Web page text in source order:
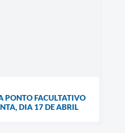
PONTO FACULTATIVO
DIA 17 DE ABRIL